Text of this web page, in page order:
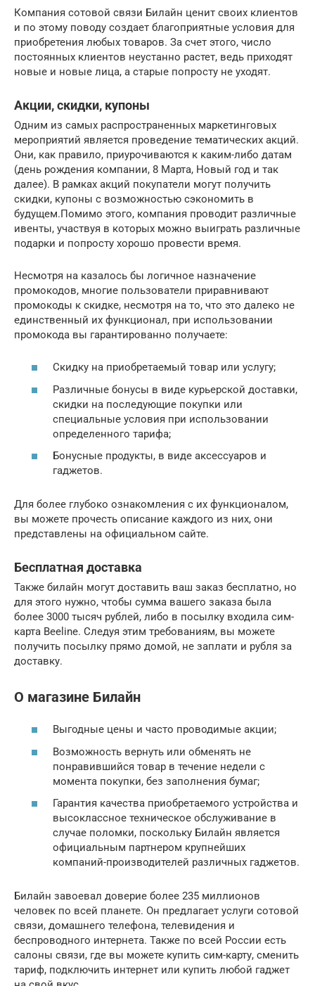
Компания сотовой связи Билайн ценит своих клиентов
и по этому поводу создает благоприятные условия для
приобретения любых товаров. За счет этого, число
постоянных клиентов неустанно растет, ведь приходят
новые и новые лица, а старые попросту не уходят.
Акции, скидки, купоны
Одним из самых распространенных маркетинговых
мероприятий является проведение тематических акций.
Они, как правило, приурочиваются к каким-либо датам
(день рождения компании, 8 Марта, Новый год и так
далее). В рамках акций покупатели могут получить
скидки, купоны с возможностью сэкономить в
будущем.Помимо этого, компания проводит различные
ивенты, участвуя в которых можно выиграть различные
подарки и попросту хорошо провести время.
Несмотря на казалось бы логичное назначение
промокодов, многие пользователи приравнивают
промокоды к скидке, несмотря на то, что это далеко не
единственный их функционал, при использовании
промокода вы гарантированно получаете:
Скидку на приобретаемый товар или услугу;
Различные бонусы в виде курьерской доставки,
скидки на последующие покупки или
специальные условия при использовании
определенного тарифа;
Бонусные продукты, в виде аксессуаров и
гаджетов.
Для более глубоко ознакомления с их функционалом,
вы можете прочесть описание каждого из них, они
представлены на официальном сайте.
Бесплатная доставка
Также билайн могут доставить ваш заказ бесплатно, но
для этого нужно, чтобы сумма вашего заказа была
более 3000 тысяч рублей, либо в посылку входила сим-
карта Beeline. Следуя этим требованиям, вы можете
получить посылку прямо домой, не заплати и рубля за
доставку.
О магазине Билайн
Выгодные цены и часто проводимые акции;
Возможность вернуть или обменять не
понравившийся товар в течение недели с
момента покупки, без заполнения бумаг;
Гарантия качества приобретаемого устройства и
высоклассное техническое обслуживание в
случае поломки, поскольку Билайн является
официальным партнером крупнейших
компаний-производителей различных гаджетов.
Билайн завоевал доверие более 235 миллионов
человек по всей планете. Он предлагает услуги сотовой
связи, домашнего телефона, телевидения и
беспроводного интернета. Также по всей России есть
салоны связи, где вы можете купить сим-карту, сменить
тариф, подключить интернет или купить любой гаджет